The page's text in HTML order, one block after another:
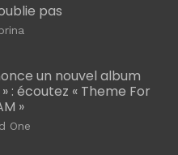
pas
un nouvel album
: écoutez « Theme For
»
One